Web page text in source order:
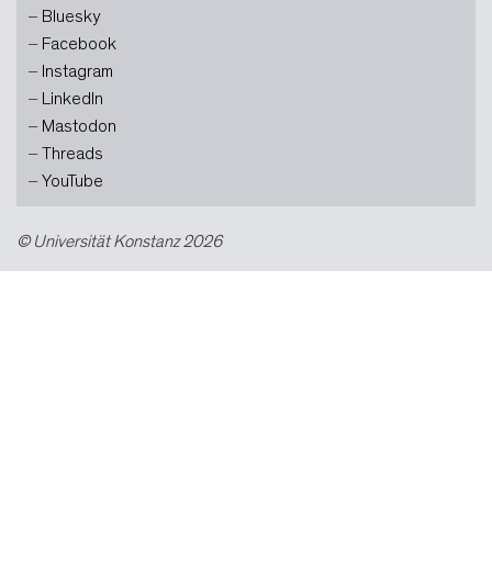
Bluesky
Facebook
Instagram
LinkedIn
Mastodon
Threads
YouTube
© Universität Konstanz 2026